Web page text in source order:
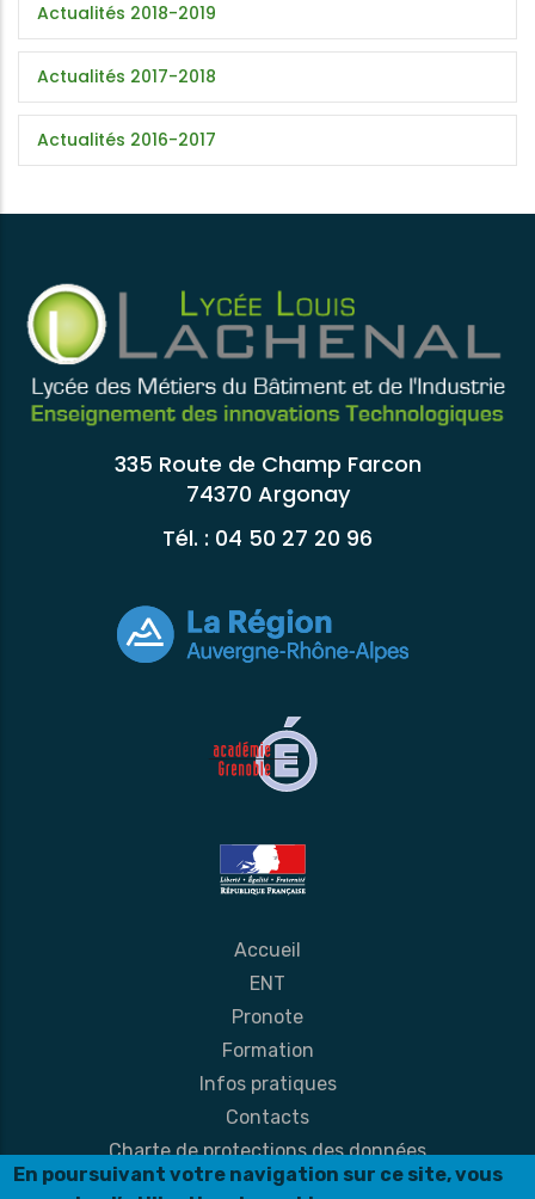
Actualités 2018-2019
Actualités 2017-2018
Actualités 2016-2017
335 Route de Champ Farcon
74370 Argonay
Tél. : 04 50 27 20 96
Accueil
ENT
Pronote
Formation
Infos pratiques
Contacts
Charte de protections des données
Mentions légales
En poursuivant votre navigation sur ce site, vous